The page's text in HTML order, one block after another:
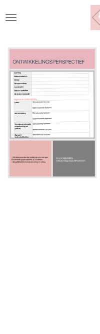
direct
de
hoofdinhoud